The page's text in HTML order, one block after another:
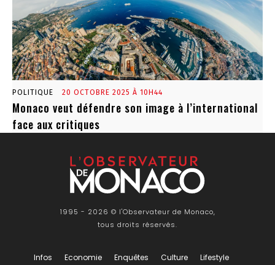
POLITIQUE 20 OCTOBRE 2025 À 10H44
Monaco veut défendre son image à l’international
face aux critiques
1995 - 2026 © l'Observateur de Monaco,
tous droits réservés.
Infos Economie Enquêtes Culture Lifestyle